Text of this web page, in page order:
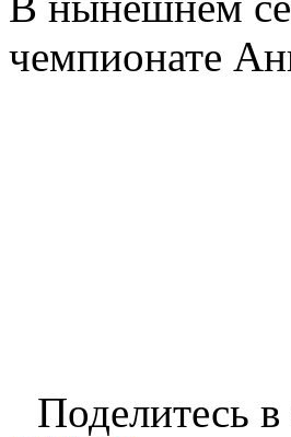
чемпионате
Поделитесь